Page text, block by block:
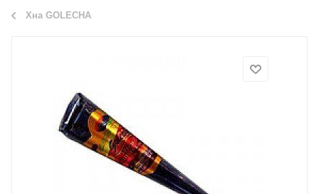
Хна GOLECHA